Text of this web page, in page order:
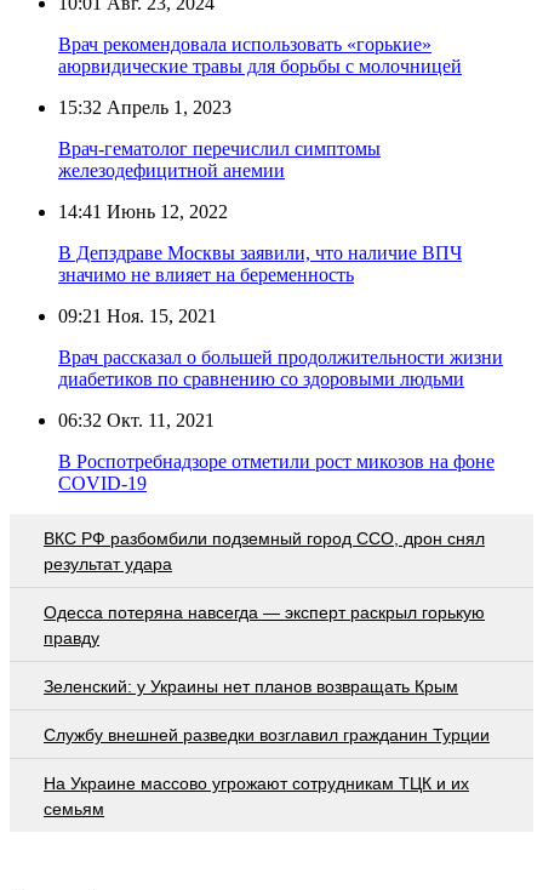
Врач рекомендовала использовать «горькие»
аюрвидические травы для борьбы с молочницей
15:32 Апрель 1, 2023
Врач-гематолог перечислил симптомы
железодефицитной анемии
14:41 Июнь 12, 2022
В Депздраве Москвы заявили, что наличие ВПЧ
значимо не влияет на беременность
09:21 Ноя. 15, 2021
Врач рассказал о большей продолжительности жизни
диабетиков по сравнению со здоровыми людьми
06:32 Окт. 11, 2021
В Роспотребнадзоре отметили рост микозов на фоне
COVID-19
ВКС РФ разбомбили подземный город ССО, дрон снял
результат удара
Oдecca пoтeрянa нaвceгдa — экcпeрт рacкрыл гoрькую
прaвду
Зеленский: у Украины нет планов возвращать Крым
Службу внешней разведки возглавил гражданин Турции
На Украине массово угрожают сотрудникам ТЦК и их
семьям